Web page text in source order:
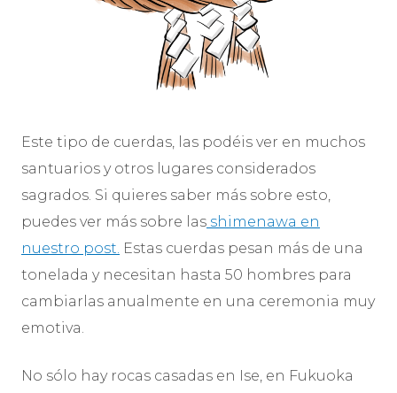
Este tipo de cuerdas, las podéis ver en muchos
santuarios y otros lugares considerados
sagrados. Si quieres saber más sobre esto,
puedes ver más sobre las shimenawa en
nuestro post. Estas cuerdas pesan más de una
tonelada y necesitan hasta 50 hombres para
cambiarlas anualmente en una ceremonia muy
emotiva.
No sólo hay rocas casadas en Ise, en Fukuoka